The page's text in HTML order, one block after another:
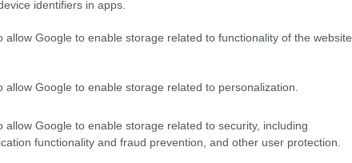
identifiers in apps.
allow Google to enable storage related to functionality of the website
allow Google to enable storage related to personalization.
allow Google to enable storage related to security, including
functionality and fraud prevention, and other user protection.
lényegesen nagyobb zöldfelülettel,
többfunkciós sportpályával,
várja az erzsébetvárosiakat és az arra